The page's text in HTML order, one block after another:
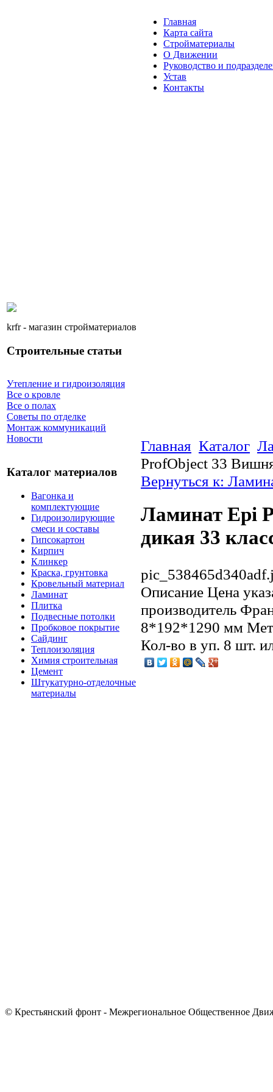
krfr - магазин стройматериалов
Строительные статьи
Утепление и гидроизоляция
Все о кровле
Все о полах
Советы по отделке
Монтаж коммуникаций
Новости
Каталог материалов
Вагонка и
комплектующие
Гидроизолирующие
смеси и составы
Гипсокартон
Кирпич
Клинкер
Краска, грунтовка
Кровельный материал
Ламинат
Плитка
Подвесные потолки
Пробковое покрытие
Сайдинг
Теплоизоляция
Химия строительная
Цемент
Штукатурно-отделочные
материалы
Главная
Карта сайта
Стройматериалы
О Движении
Руководство и
Устав
Контакты
Главная Каталог
ProfObject 33
Вернуться к:
Ламинат Epi
дикая 33
Описание Цена
производитель
8*192*1290 мм
Кол-во в уп. 8 шт.
© Крестьянский фронт - Межрегиональное Общественное